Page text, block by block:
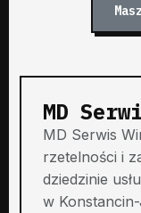
MD
MD Serwis
rzetelności i
dziedzinie
w